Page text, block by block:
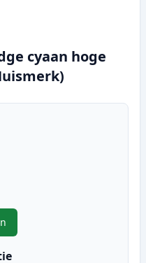
cyaan hoge
passen33XL inktcartridge cyaan